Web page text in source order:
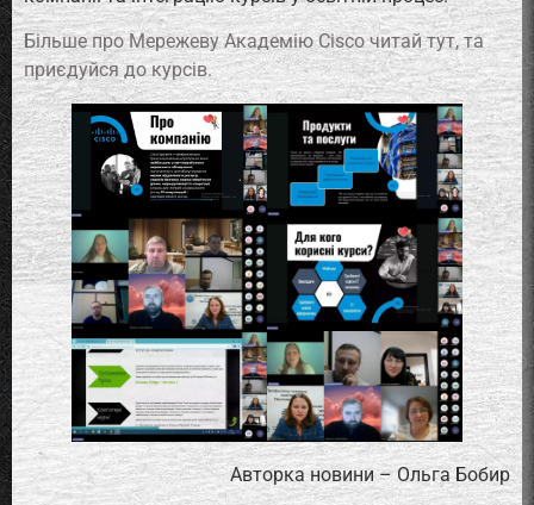
Більше про Мережеву Академію Cisco читай тут, та
приєдуйся до курсів.
Авторка новини – Ольга Бобир